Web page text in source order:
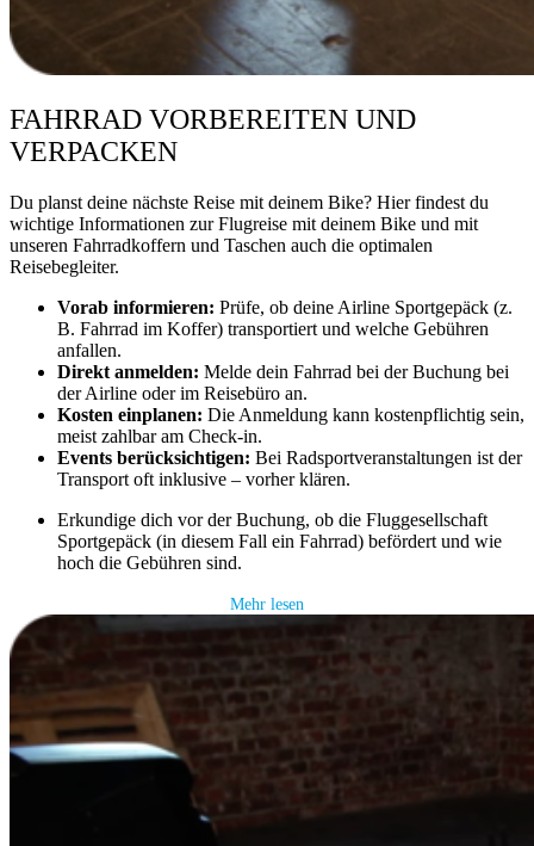
FAHRRAD VORBEREITEN UND
VERPACKEN
Du planst deine nächste Reise mit deinem Bike? Hier findest du
wichtige Informationen zur Flugreise mit deinem Bike und mit
unseren Fahrradkoffern und Taschen auch die optimalen
Reisebegleiter.
Vorab informieren: Prüfe, ob deine Airline Sportgepäck (z.
B. Fahrrad im Koffer) transportiert und welche Gebühren
anfallen.
Direkt anmelden: Melde dein Fahrrad bei der Buchung bei
der Airline oder im Reisebüro an.
Kosten einplanen: Die Anmeldung kann kostenpflichtig sein,
meist zahlbar am Check-in.
Events berücksichtigen: Bei Radsportveranstaltungen ist der
Transport oft inklusive – vorher klären.
Erkundige dich vor der Buchung, ob die Fluggesellschaft
Sportgepäck (in diesem Fall ein Fahrrad) befördert und wie
hoch die Gebühren sind.
Mehr lesen